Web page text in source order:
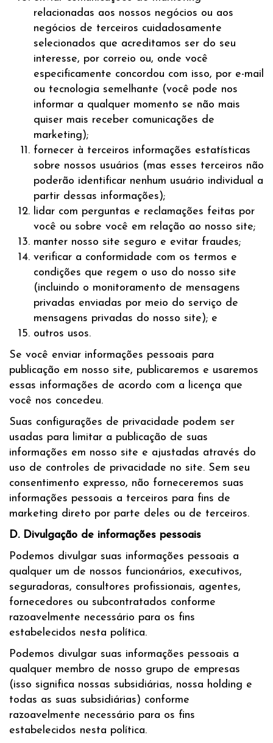
relacionadas aos nossos negócios ou aos
negócios de terceiros cuidadosamente
selecionados que acreditamos ser do seu
interesse, por correio ou, onde você
especificamente concordou com isso, por e-mail
ou tecnologia semelhante (você pode nos
informar a qualquer momento se não mais
quiser mais receber comunicações de
marketing);
fornecer à terceiros informações estatísticas
sobre nossos usuários (mas esses terceiros não
poderão identificar nenhum usuário individual a
partir dessas informações);
lidar com perguntas e reclamações feitas por
você ou sobre você em relação ao nosso site;
manter nosso site seguro e evitar fraudes;
verificar a conformidade com os termos e
condições que regem o uso do nosso site
(incluindo o monitoramento de mensagens
privadas enviadas por meio do serviço de
mensagens privadas do nosso site); e
outros usos.
Se você enviar informações pessoais para
publicação em nosso site, publicaremos e usaremos
essas informações de acordo com a licença que
você nos concedeu.
Suas configurações de privacidade podem ser
usadas para limitar a publicação de suas
informações em nosso site e ajustadas através do
uso de controles de privacidade no site. Sem seu
consentimento expresso, não forneceremos suas
informações pessoais a terceiros para fins de
marketing direto por parte deles ou de terceiros.
D. Divulgação de informações pessoais
Podemos divulgar suas informações pessoais a
qualquer um de nossos funcionários, executivos,
seguradoras, consultores profissionais, agentes,
fornecedores ou subcontratados conforme
razoavelmente necessário para os fins
estabelecidos nesta política.
Podemos divulgar suas informações pessoais a
qualquer membro de nosso grupo de empresas
(isso significa nossas subsidiárias, nossa holding e
todas as suas subsidiárias) conforme
razoavelmente necessário para os fins
estabelecidos nesta política.